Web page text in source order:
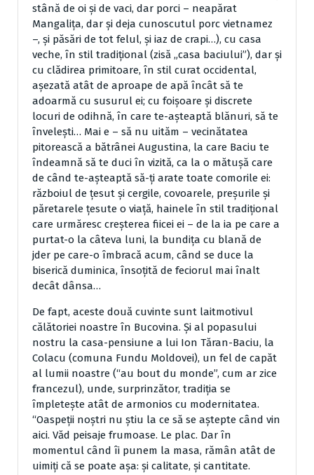
stână de oi şi de vaci, dar porci – neapărat
Mangaliţa, dar şi deja cunoscutul porc vietnamez
–, şi păsări de tot felul, şi iaz de crapi…), cu casa
veche, în stil tradiţional (zisă „casa baciului”), dar şi
cu clădirea primitoare, în stil curat occidental,
aşezată atât de aproape de apă încât să te
adoarmă cu susurul ei; cu foişoare şi discrete
locuri de odihnă, în care te-aşteaptă blănuri, să te
înveleşti… Mai e – să nu uităm – vecinătatea
pitorească a bătrânei Augustina, la care Baciu te
îndeamnă să te duci în vizită, ca la o mătuşă care
de când te-aşteaptă să-ţi arate toate comorile ei:
războiul de ţesut şi cergile, covoarele, preşurile şi
păretarele ţesute o viaţă, hainele în stil tradiţional
care urmăresc creşterea fiicei ei – de la ia pe care a
purtat-o la câteva luni, la bundiţa cu blană de
jder pe care-o îmbracă acum, când se duce la
biserică duminica, însoţită de feciorul mai înalt
decât dânsa…
De fapt, aceste două cuvinte sunt laitmotivul
călătoriei noastre în Bucovina. Şi al popasului
nostru la casa-pensiune a lui Ion Tăran-Baciu, la
Colacu (comuna Fundu Moldovei), un fel de capăt
al lumii noastre (“au bout du monde”, cum ar zice
francezul), unde, surprinzător, tradiţia se
împleteşte atât de armonios cu modernitatea.
“Oaspeţii noştri nu ştiu la ce să se aştepte când vin
aici. Văd peisaje frumoase. Le plac. Dar în
momentul când îi punem la masa, rămân atât de
uimiţi că se poate aşa: şi calitate, şi cantitate.